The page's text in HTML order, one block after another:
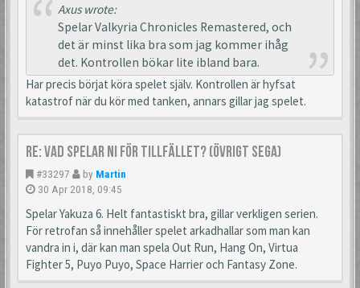
Axus wrote:
Spelar Valkyria Chronicles Remastered, och
det är minst lika bra som jag kommer ihåg
det. Kontrollen bökar lite ibland bara.
Har precis börjat köra spelet själv. Kontrollen är hyfsat
katastrof när du kör med tanken, annars gillar jag spelet.
Re: Vad spelar ni för tillfället? (Övrigt Sega)
#33297 by Martin
30 Apr 2018, 09:45
Spelar Yakuza 6. Helt fantastiskt bra, gillar verkligen serien.
För retrofan så innehåller spelet arkadhallar som man kan
vandra in i, där kan man spela Out Run, Hang On, Virtua
Fighter 5, Puyo Puyo, Space Harrier och Fantasy Zone.